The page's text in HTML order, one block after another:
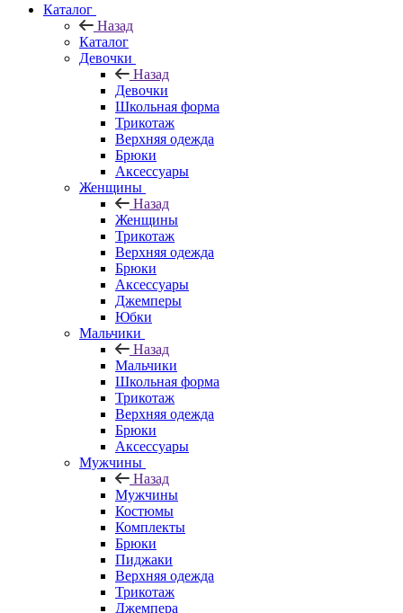
Каталог
Назад
Каталог
Девочки
Назад
Девочки
Школьная форма
Трикотаж
Верхняя одежда
Брюки
Аксессуары
Женщины
Назад
Женщины
Трикотаж
Верхняя одежда
Брюки
Аксессуары
Джемперы
Юбки
Мальчики
Назад
Мальчики
Школьная форма
Трикотаж
Верхняя одежда
Брюки
Аксессуары
Мужчины
Назад
Мужчины
Костюмы
Комплекты
Брюки
Пиджаки
Верхняя одежда
Трикотаж
Джемпера